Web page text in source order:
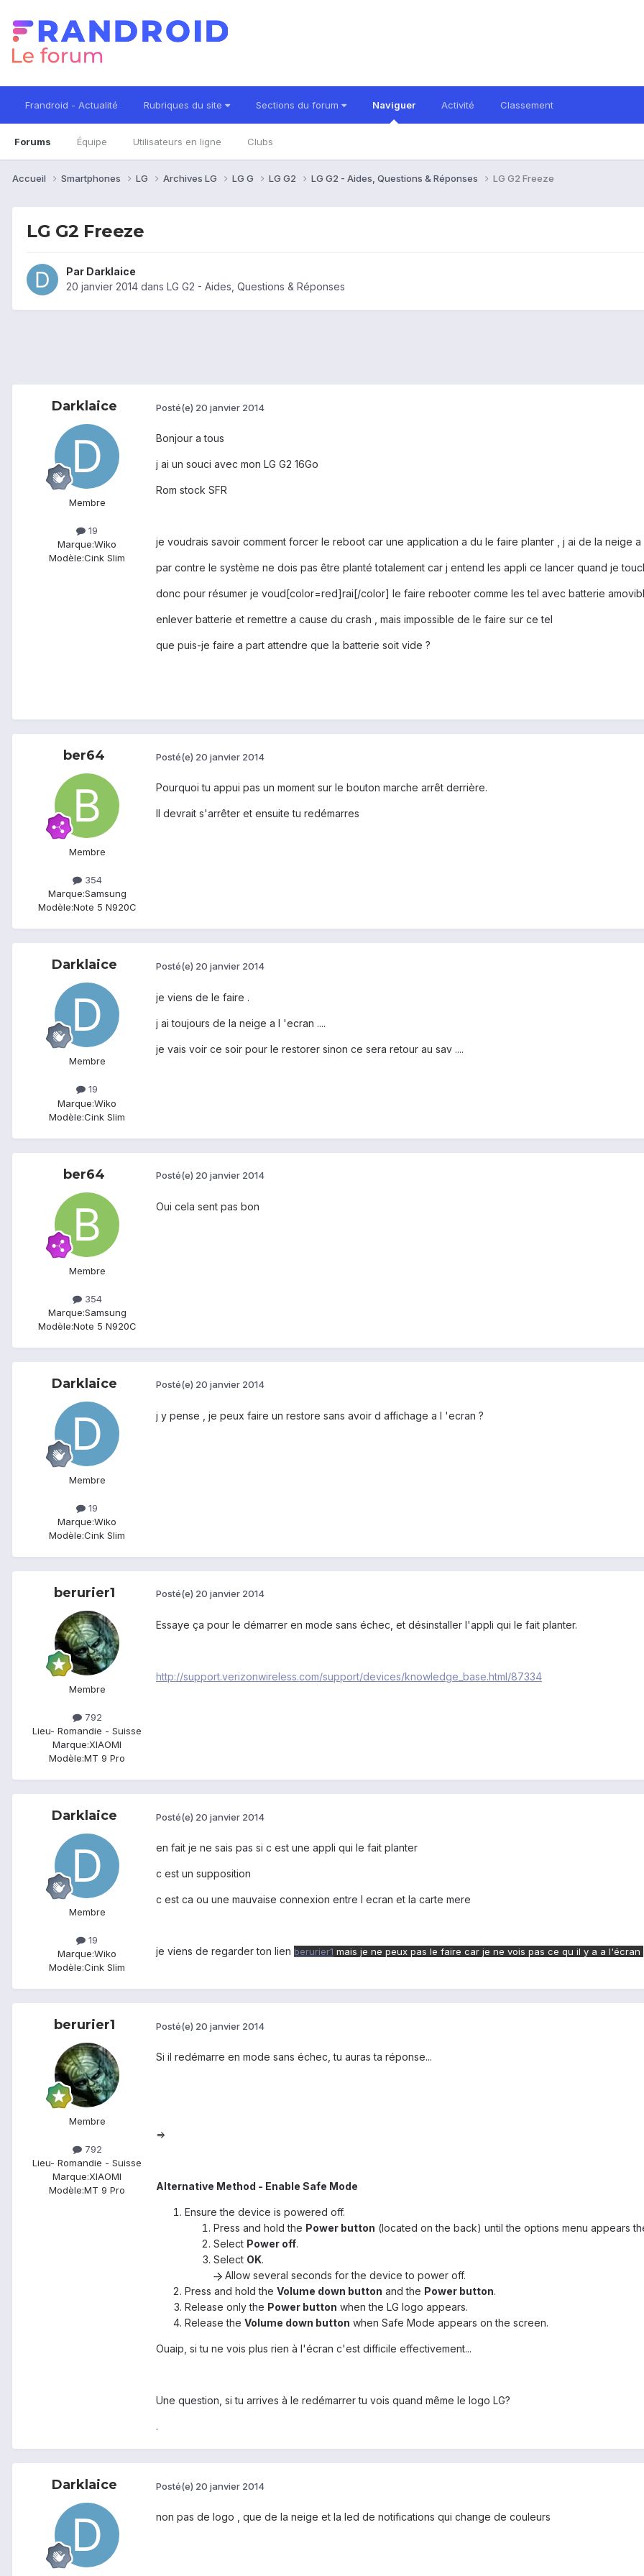
Frandroid - Actualité Rubriques du site Sections du forum Naviguer
Forums Équipe Utilisateurs en ligne Clubs
Activité Classement
Accueil Smartphones LG Archives LG LG G LG G2 LG G2 - Aides, Questions & Réponses LG G2 Freeze
LG G2 Freeze
Par Darklaice
20 janvier 2014 dans LG G2 - Aides, Questions & Réponses
Darklaice
Membre
19
Marque:Wiko
Modèle:Cink Slim
Posté(e) 20 janvier 2014
Bonjour a tous
j ai un souci avec mon LG G2 16Go
Rom stock SFR
je voudrais savoir comment forcer le reboot car une application a du le faire planter , j ai de la neige
par contre le système ne dois pas être planté totalement car j entend les appli ce lancer quand je
donc pour résumer je voud[color=red]rai[/color] le faire rebooter comme les tel avec batterie
enlever batterie et remettre a cause du crash , mais impossible de le faire sur ce tel
que puis-je faire a part attendre que la batterie soit vide ?
ber64
Membre
354
Marque:Samsung
Modèle:Note 5 N920C
Posté(e) 20 janvier 2014
Pourquoi tu appui pas un moment sur le bouton marche arrêt derrière.
Il devrait s'arrêter et ensuite tu redémarres
Darklaice
Membre
19
Marque:Wiko
Modèle:Cink Slim
Posté(e) 20 janvier 2014
je viens de le faire .
j ai toujours de la neige a l 'ecran ....
je vais voir ce soir pour le restorer sinon ce sera retour au sav ....
ber64
Membre
354
Marque:Samsung
Modèle:Note 5 N920C
Posté(e) 20 janvier 2014
Oui cela sent pas bon
Darklaice
Membre
19
Marque:Wiko
Modèle:Cink Slim
Posté(e) 20 janvier 2014
j y pense , je peux faire un restore sans avoir d affichage a l 'ecran ?
berurier1
Membre
792
Lieu- Romandie - Suisse
Marque:XIAOMI
Modèle:MT 9 Pro
Posté(e) 20 janvier 2014
Essaye ça pour le démarrer en mode sans échec, et désinstaller l'appli qui le fait planter.
http://support.verizonwireless.com/support/devices/knowledge_base.html/87334
Darklaice
Membre
19
Marque:Wiko
Modèle:Cink Slim
Posté(e) 20 janvier 2014
en fait je ne sais pas si c est une appli qui le fait planter
c est un supposition
c est ca ou une mauvaise connexion entre l ecran et la carte mere
je viens de regarder ton lien berurier1 mais je ne peux pas le faire car je ne vois pas ce qu il y a a l'écran
berurier1
Membre
792
Lieu- Romandie - Suisse
Marque:XIAOMI
Modèle:MT 9 Pro
Posté(e) 20 janvier 2014
Si il redémarre en mode sans échec, tu auras ta réponse...
=>
Alternative Method - Enable Safe Mode
Ensure the device is powered off.
Press and hold the Power button (located on the back) until the options menu appears
Select Power off.
Select OK.
Allow several seconds for the device to power off.
Press and hold the Volume down button and the Power button.
Release only the Power button when the LG logo appears.
Release the Volume down button when Safe Mode appears on the screen.
Ouaip, si tu ne vois plus rien à l'écran c'est difficile effectivement...
Une question, si tu arrives à le redémarrer tu vois quand même le logo LG?
.
Darklaice Posté(e) 20 janvier 2014
non pas de logo , que de la neige et la led de notifications qui change de couleurs